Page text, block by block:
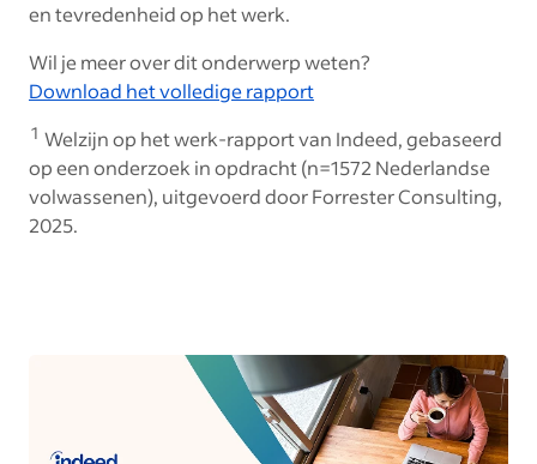
en tevredenheid op het werk.
Wil je meer over dit onderwerp weten?
Download het volledige rapport
1 Welzijn op het werk-rapport van Indeed, gebaseerd
op een onderzoek in opdracht (n=1572 Nederlandse
volwassenen), uitgevoerd door Forrester Consulting,
2025.